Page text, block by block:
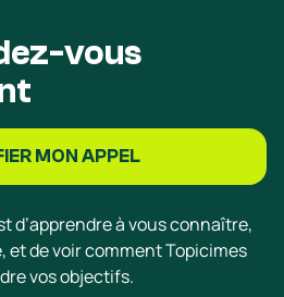
vous
MON APPEL
d’apprendre à vous connaître,
et de voir comment Topicimes
vos objectifs.